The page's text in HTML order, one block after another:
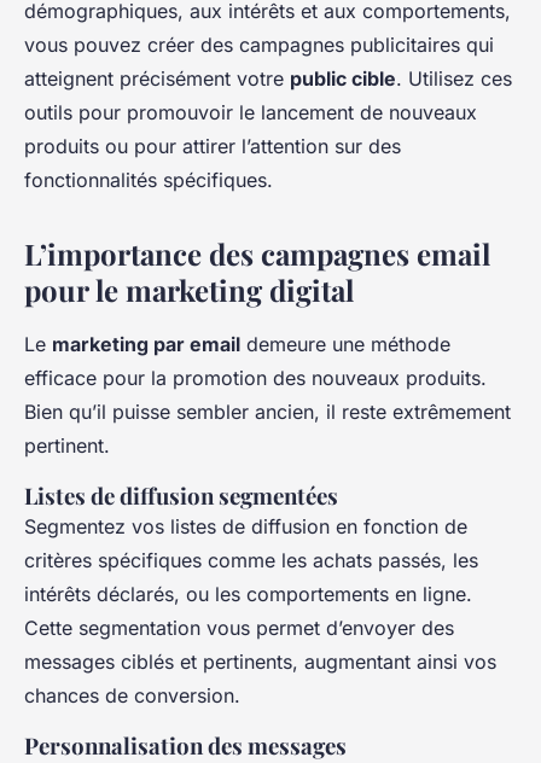
démographiques, aux intérêts et aux comportements,
vous pouvez créer des campagnes publicitaires qui
atteignent précisément votre public cible. Utilisez ces
outils pour promouvoir le lancement de nouveaux
produits ou pour attirer l’attention sur des
fonctionnalités spécifiques.
L’importance des campagnes email
pour le marketing digital
Le marketing par email demeure une méthode
efficace pour la promotion des nouveaux produits.
Bien qu’il puisse sembler ancien, il reste extrêmement
pertinent.
Listes de diffusion segmentées
Segmentez vos listes de diffusion en fonction de
critères spécifiques comme les achats passés, les
intérêts déclarés, ou les comportements en ligne.
Cette segmentation vous permet d’envoyer des
messages ciblés et pertinents, augmentant ainsi vos
chances de conversion.
Personnalisation des messages